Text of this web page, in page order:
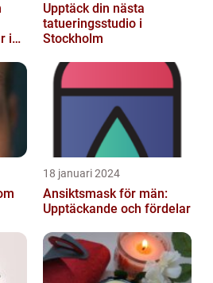
i
Upptäck din nästa
tatueringsstudio i
Stockholm
18 januari 2024
Ansiktsmask för män:
Upptäckande och fördelar